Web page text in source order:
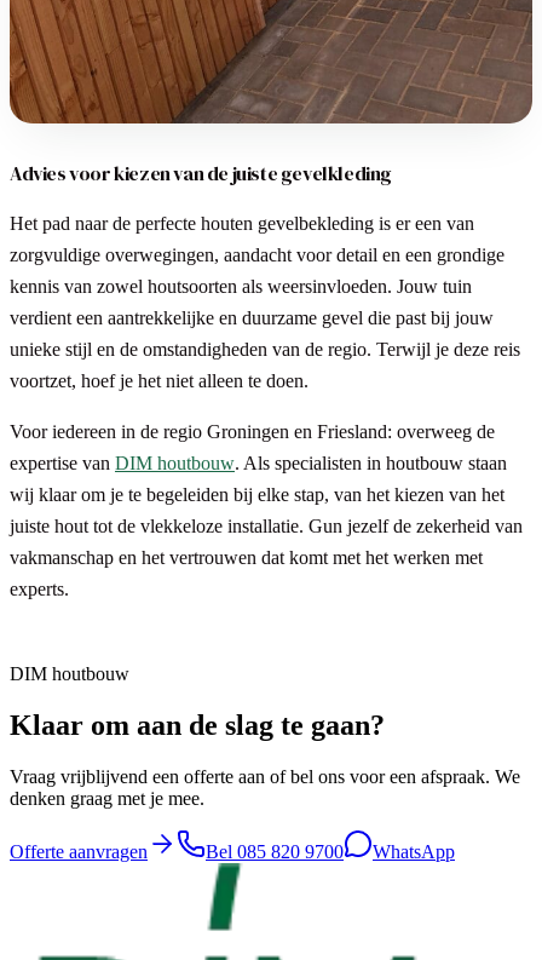
Advies voor kiezen van de juiste gevelkleding
Het pad naar de perfecte houten gevelbekleding is er een van
zorgvuldige overwegingen, aandacht voor detail en een grondige
kennis van zowel houtsoorten als weersinvloeden. Jouw tuin
verdient een aantrekkelijke en duurzame gevel die past bij jouw
unieke stijl en de omstandigheden van de regio. Terwijl je deze reis
voortzet, hoef je het niet alleen te doen.
Voor iedereen in de regio Groningen en Friesland: overweeg de
expertise van DIM houtbouw. Als specialisten in houtbouw staan
wij klaar om je te begeleiden bij elke stap, van het kiezen van het
juiste hout tot de vlekkeloze installatie. Gun jezelf de zekerheid van
vakmanschap en het vertrouwen dat komt met het werken met
experts.
DIM houtbouw
Klaar om aan de slag te gaan?
Vraag vrijblijvend een offerte aan of bel ons voor een afspraak. We
denken graag met je mee.
Offerte aanvragen Bel 085 820 9700 WhatsApp